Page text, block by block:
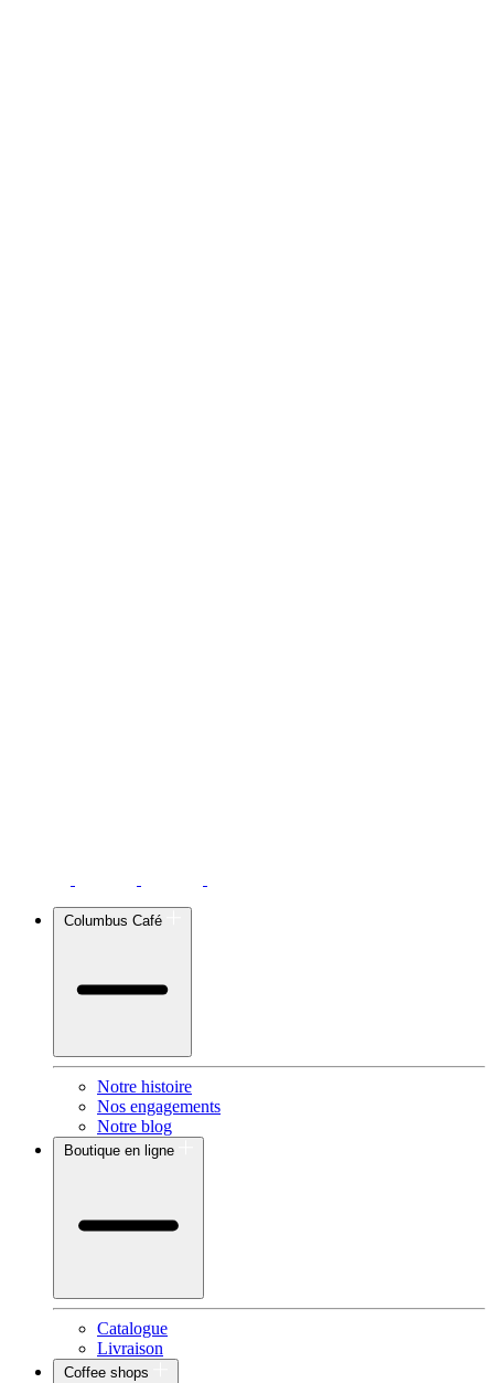
Columbus Café
Notre histoire
Nos engagements
Notre blog
Boutique en ligne
Catalogue
Livraison
Coffee shops